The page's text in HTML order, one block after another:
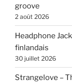
groove
2 août 2026
Headphone
finlandais
30 juillet 2026
Strangelove –